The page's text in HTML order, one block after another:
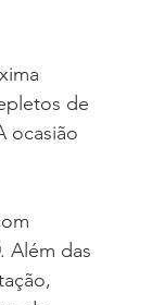
de
ocasião
. Além das